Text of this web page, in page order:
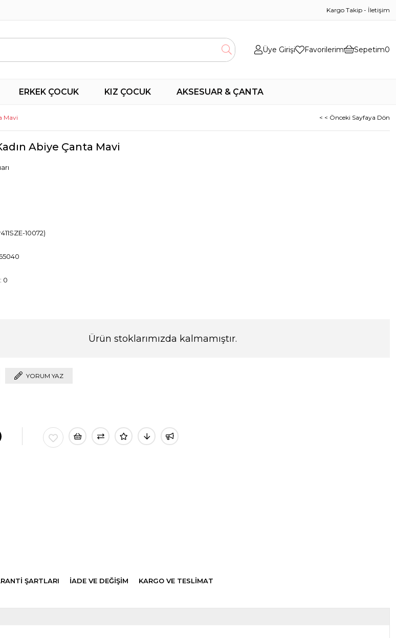
Kargo Takip - İletişim
Üye Girişi Favorilerim Sepetim0
ERKEK ÇOCUK KIZ ÇOCUK AKSESUAR & ÇANTA
Mavi < < Önceki Sayfaya Dön
Abiye Çanta Mavi
10072)
: 0
Ürün stoklarımızda kalmamıştır.
YORUM YAZ
ŞARTLARI İADE VE DEĞİŞİM KARGO VE TESLİMAT